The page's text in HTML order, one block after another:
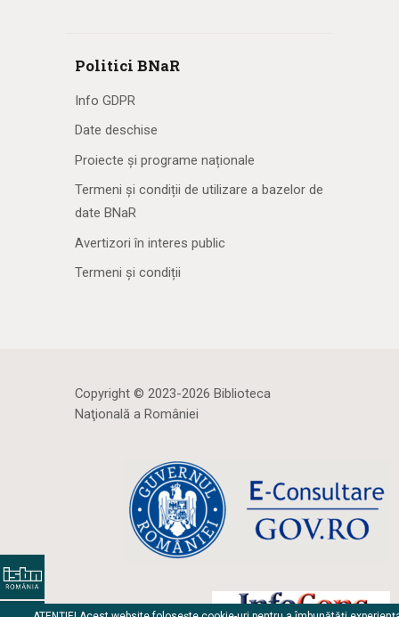
Politici BNaR
Info GDPR
Date deschise
Proiecte și programe naționale
Termeni și condiții de utilizare a bazelor de
date BNaR
Avertizori în interes public
Termeni și condiții
Copyright © 2023-2026 Biblioteca
Naţională a României